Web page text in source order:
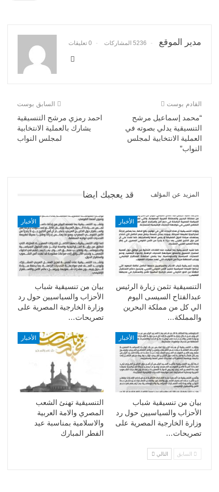
مدير الموقع 5236 المشاركات 0 تعليقات
السابق بوست
احمد رمزي مرشح التنسيقية
يشارك بالعملية الانتخابية
لمجلس النواب
القادم بوست
“محمد إسماعيل مرشح
التنسيقية يدلي بصوته في
العملية الانتخابية لمجلس
النواب”
قد يعجبك ايضا المزيد عن المؤلف
الأخبار
بيان من تنسيقية شباب
الأحزاب والسياسيين حول رد
وزارة الخارجية المصرية على
تصريحات…
الأخبار
التنسيقية تثمن زيارة الرئيس
عبدالفتاح السيسى اليوم
الي كل من مملكة البحرين
والمملكة…
الأخبار
التنسيقية تهنئ الشعب
المصري والامة العربية
والاسلامية بمناسبة عيد
الفطر المبارك
الأخبار
بيان من تنسيقية شباب
الأحزاب والسياسيين حول رد
وزارة الخارجية المصرية على
تصريحات…
السابق التالي